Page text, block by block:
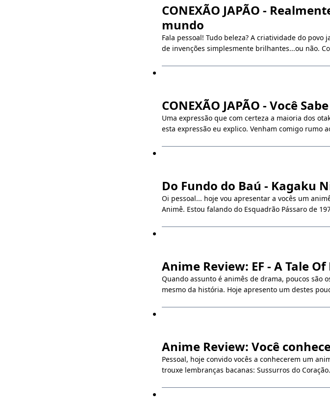
CONEXÃO JAPÃO -
mundo
Fala pessoal! Tudo beleza? A criatividade do
de invenções simplesmente brilhantes...ou não.
CONEXÃO JAPÃO - Você
Uma expressão que com certeza a maioria dos
esta expressão eu explico. Venham comigo rumo
Do Fundo do Baú - Kagaku
Oi pessoal... hoje vou apresentar a vocês um
Animê. Estou falando do Esquadrão Pássaro de
Anime Review: EF - A Tale
Quando assunto é animês de drama, poucos são
mesmo da história. Hoje apresento um destes
Anime Review: Você
Pessoal, hoje convido vocês a conhecerem um
trouxe lembranças bacanas: Sussurros do Coração.